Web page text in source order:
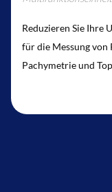
Reduzieren Sie Ihre
für die Messung
Pachymetrie und